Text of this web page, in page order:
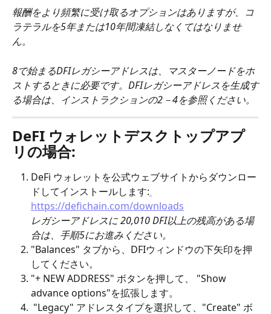
報酬をより頻繁に受け取るオプションはありますが、コ
ラテラルを5年または10年間凍結しなくてはなりませ
ん。
8で始まるDFIレガシーアドレスは、マスターノードをホ
ストするときに必要です。DFIレガシーアドレスを生成す
る場合は、インストラクションの2－4を参照ください。
DeFI ウォレットデスクトップアプ
リの場合:
DeFi ウォレットを公式ウェブサイトからダウンロー
ドしてインストールします:
https://defichain.com/downloads
レガシーアドレスに 20,010 DFI以上の残高がある場
合は、手順5にお進みください。
"Balances" タブから、DFIウィンドウの下矢印を押
してください。
"+ NEW ADDRESS" ボタンを押して、 "Show
advance options"を拡張します。